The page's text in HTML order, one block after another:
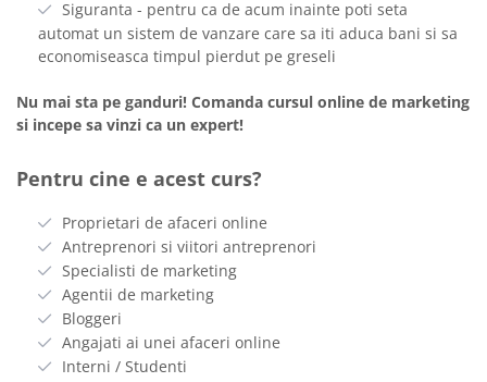
Siguranta - pentru ca de acum inainte poti seta
automat un sistem de vanzare care sa iti aduca bani si sa
economiseasca timpul pierdut pe greseli
Nu mai sta pe ganduri! Comanda cursul online de marketing
si incepe sa vinzi ca un expert!
Pentru cine e acest curs?
Proprietari de afaceri online
Antreprenori si viitori antreprenori
Specialisti de marketing
Agentii de marketing
Bloggeri
Angajati ai unei afaceri online
Interni / Studenti